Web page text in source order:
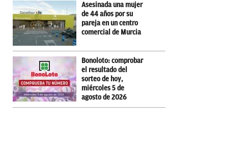
Asesinada una mujer
de 44 años por su
pareja en un centro
comercial de Murcia
Bonoloto: comprobar
el resultado del
sorteo de hoy,
miércoles 5 de
agosto de 2026